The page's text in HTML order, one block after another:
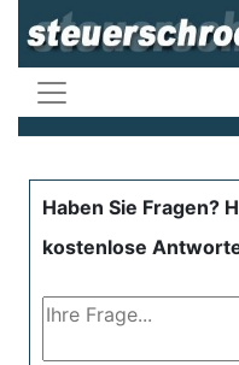
Haben Sie Fragen?
kostenlose